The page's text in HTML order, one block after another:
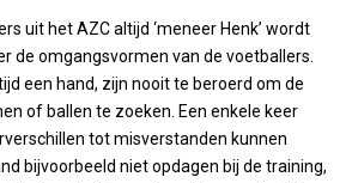
uit het AZC altijd ‘meneer Henk’ wordt
de omgangsvormen van de voetballers.
een hand, zijn nooit te beroerd om de
of ballen te zoeken. Een enkele keer
tot misverstanden kunnen
bijvoorbeeld niet opdagen bij de training,